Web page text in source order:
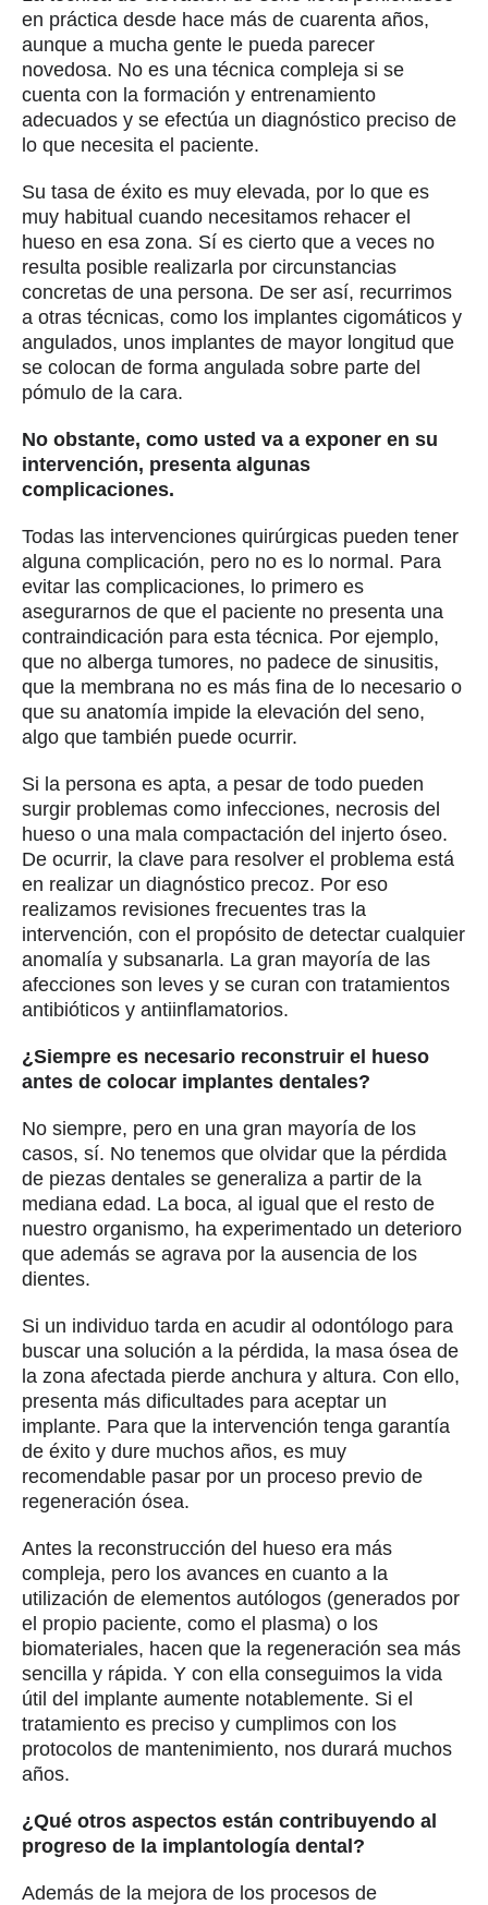
en práctica desde hace más de cuarenta años,
aunque a mucha gente le pueda parecer
novedosa. No es una técnica compleja si se
cuenta con la formación y entrenamiento
adecuados y se efectúa un diagnóstico preciso de
lo que necesita el paciente.
Su tasa de éxito es muy elevada, por lo que es
muy habitual cuando necesitamos rehacer el
hueso en esa zona. Sí es cierto que a veces no
resulta posible realizarla por circunstancias
concretas de una persona. De ser así, recurrimos
a otras técnicas, como los implantes cigomáticos y
angulados, unos implantes de mayor longitud que
se colocan de forma angulada sobre parte del
pómulo de la cara.
No obstante, como usted va a exponer en su
intervención, presenta algunas
complicaciones.
Todas las intervenciones quirúrgicas pueden tener
alguna complicación, pero no es lo normal. Para
evitar las complicaciones, lo primero es
asegurarnos de que el paciente no presenta una
contraindicación para esta técnica. Por ejemplo,
que no alberga tumores, no padece de sinusitis,
que la membrana no es más fina de lo necesario o
que su anatomía impide la elevación del seno,
algo que también puede ocurrir.
Si la persona es apta, a pesar de todo pueden
surgir problemas como infecciones, necrosis del
hueso o una mala compactación del injerto óseo.
De ocurrir, la clave para resolver el problema está
en realizar un diagnóstico precoz. Por eso
realizamos revisiones frecuentes tras la
intervención, con el propósito de detectar cualquier
anomalía y subsanarla. La gran mayoría de las
afecciones son leves y se curan con tratamientos
antibióticos y antiinflamatorios.
¿Siempre es necesario reconstruir el hueso
antes de colocar implantes dentales?
No siempre, pero en una gran mayoría de los
casos, sí. No tenemos que olvidar que la pérdida
de piezas dentales se generaliza a partir de la
mediana edad. La boca, al igual que el resto de
nuestro organismo, ha experimentado un deterioro
que además se agrava por la ausencia de los
dientes.
Si un individuo tarda en acudir al odontólogo para
buscar una solución a la pérdida, la masa ósea de
la zona afectada pierde anchura y altura. Con ello,
presenta más dificultades para aceptar un
implante. Para que la intervención tenga garantía
de éxito y dure muchos años, es muy
recomendable pasar por un proceso previo de
regeneración ósea.
Antes la reconstrucción del hueso era más
compleja, pero los avances en cuanto a la
utilización de elementos autólogos (generados por
el propio paciente, como el plasma) o los
biomateriales, hacen que la regeneración sea más
sencilla y rápida. Y con ella conseguimos la vida
útil del implante aumente notablemente. Si el
tratamiento es preciso y cumplimos con los
protocolos de mantenimiento, nos durará muchos
años.
¿Qué otros aspectos están contribuyendo al
progreso de la implantología dental?
Además de la mejora de los procesos de